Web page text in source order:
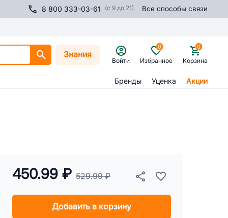
8 800 333-03-61 (с 9 до 21) Все способы связи
Знания
Войти Избранное
0
Корзина
0
Бренды Уценка Акции
450.99 ₽ 529.99 ₽
Добавить в корзину